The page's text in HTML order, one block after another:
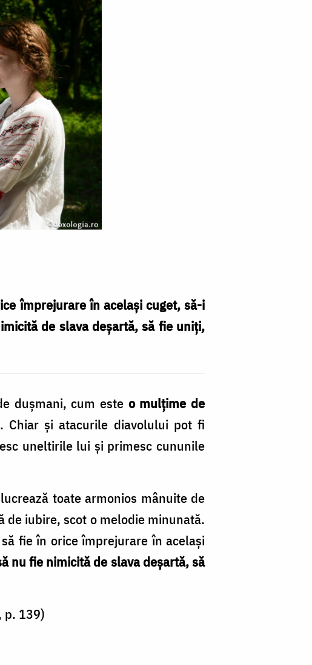
împrejurare în același cuget, să-i
de slava deșartă, să fie uniți,
dușmani, cum este o mulțime de
. Chiar și atacurile diavolului pot fi
uneltirile lui și primesc cununile
toate armonios mânuite de
de iubire, scot o melodie minunată.
fie în orice împrejurare în același
nu fie nimicită de slava deșartă, să
p. 139)